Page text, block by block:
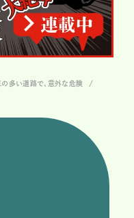
多い道路で、意外な危険